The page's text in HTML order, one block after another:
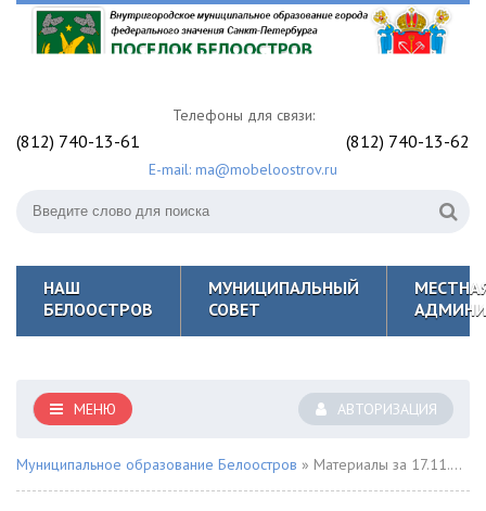
Телефоны для связи:
(812) 740-13-61 (812) 740-13-62
E-mail: ma@mobeloostrov.ru
НАШ
БЕЛООСТРОВ
МУНИЦИПАЛЬНЫЙ
СОВЕТ
АВТОРИЗАЦИЯ
МЕНЮ
Муниципальное образование Белоостров » Материалы за 17.11.2025